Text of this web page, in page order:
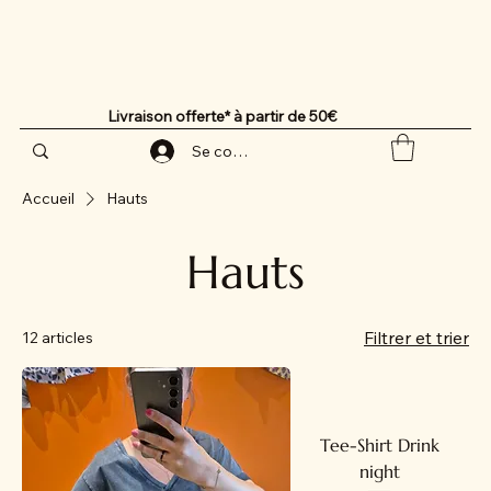
Livraison offerte* à partir de 50€
Se connecter
Accueil Hauts
Hauts
12 articles Filtrer et trier
Tee-Shirt Drink
night